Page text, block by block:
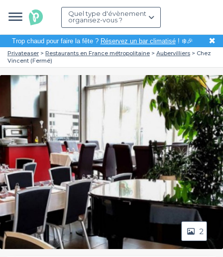
Quel type d'évènement
organisez-vous ?
Trop chaud pour faire la fête ? Réservez un bar climatisé! ❄️🎉 ✖
Privateaser Restaurants en France métropolitaine Aubervilliers
Chez
Vincent (Fermé)
2